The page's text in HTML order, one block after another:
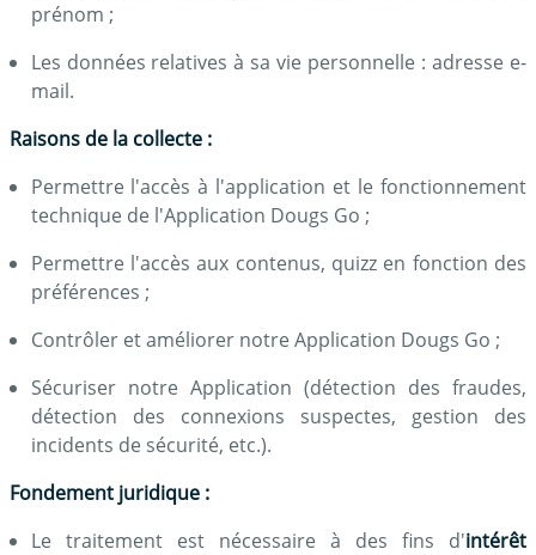
prénom ;
Les données relatives à sa vie personnelle : adresse e-
mail.
Raisons de la collecte :
Permettre l'accès à l'application et le fonctionnement
technique de l'Application Dougs Go ;
Permettre l'accès aux contenus, quizz en fonction des
préférences ;
Contrôler et améliorer notre Application Dougs Go ;
Sécuriser notre Application (détection des fraudes,
détection des connexions suspectes, gestion des
incidents de sécurité, etc.).
Fondement juridique :
Le traitement est nécessaire à des fins d'intérêt